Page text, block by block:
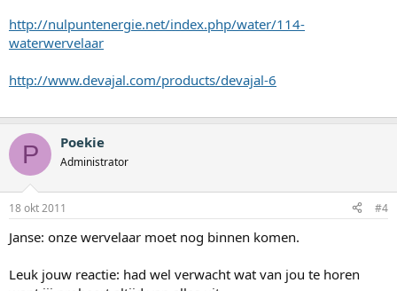
http://nulpuntenergie.net/index.php/water/114-
waterwervelaar
http://www.devajal.com/products/devajal-6
P Poekie
Administrator
18 okt 2011 #4
Janse: onze wervelaar moet nog binnen komen.
Leuk jouw reactie: had wel verwacht wat van jou te horen